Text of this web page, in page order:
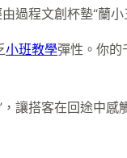
過程文創杯墊“蘭
小班教學彈性。你的
讓搭客在回途中感